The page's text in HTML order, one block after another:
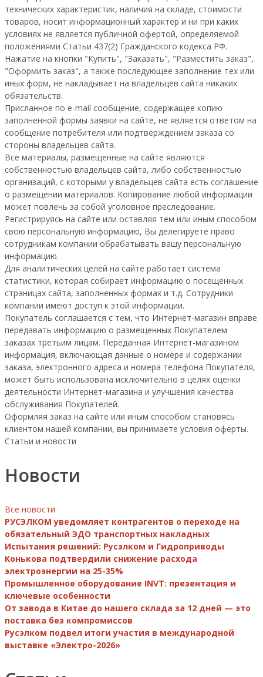
технических характеристик, наличия на складе, стоимости
товаров, носит информационный характер и ни при каких
условиях не является публичной офертой, определяемой
положениями Статьи 437(2) Гражданского кодекса РФ.
Нажатие на кнопки "Купить", "Заказать", "Разместить заказ",
"Оформить заказ", а также последующее заполнение тех или
иных форм, не накладывает на владельцев сайта никаких
обязательств.
Присланное по e-mail сообщение, содержащее копию
заполненной формы заявки на сайте, не является ответом на
сообщение потребителя или подтверждением заказа со
стороны владельцев сайта.
Все материалы, размещенные на сайте являются
собственностью владельцев сайта, либо собственностью
организаций, с которыми у владельцев сайта есть соглашение
о размещении материалов. Копирование любой информации
может повлечь за собой уголовное преследование.
Регистрируясь на сайте или оставляя тем или иным способом
свою персональную информацию, Вы делегируете право
сотрудникам компании обрабатывать вашу персональную
информацию.
Для аналитических целей на сайте работает система
статистики, которая собирает информацию о посещенных
страницах сайта, заполненных формах и т.д. Сотрудники
компании имеют доступ к этой информации.
Покупатель соглашается с тем, что Интернет-магазин вправе
передавать информацию о размещенных Покупателем
заказах третьим лицам. Переданная Интернет-магазином
информация, включающая данные о номере и содержании
заказа, электронного адреса и номера телефона Покупателя,
может быть использована исключительно в целях оценки
деятельности Интернет-магазина и улучшения качества
обслуживания Покупателей.
Оформляя заказ на сайте или иным способом становясь
клиентом нашей компании, вы принимаете условия оферты.
Статьи и новости
Новости
Все новости
РУСЭЛКОМ уведомляет контрагентов о переходе на
обязательный ЭДО транспортных накладных
Испытания решений: Русэлком и Гидроприводы
Конькова подтвердили снижение расхода
электроэнергии на 25-35%
Промышленное оборудование INVT: презентация и
ключевые особенности
От завода в Китае до нашего склада за 12 дней — это
поставка без компромиссов
Русэлком подвел итоги участия в международной
выставке «Электро-2026»